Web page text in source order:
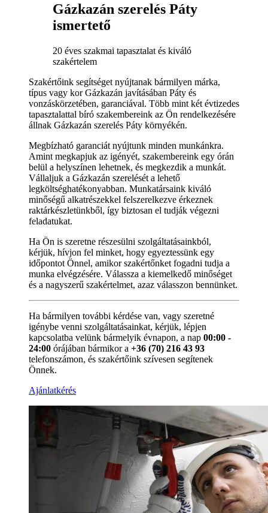
Gázkazán szerelés Páty
ismertető
20 éves szakmai tapasztalat és kiváló
szakértelem
Szakértőink segítséget nyújtanak bármilyen márka,
típus vagy kor Gázkazán javításában Páty és
vonzáskörzetében, garanciával. Több mint két évtizedes
tapasztalattal bíró szakembereink az Ön rendelkezésére
állnak Gázkazán szerelés Páty környékén.
Megbízható garanciát nyújtunk minden munkánkra.
Amint megkapjuk az igényét, szakembereink egy órán
belül a helyszínen lehetnek, és megkezdik a munkát.
Vállaljuk a Gázkazán szerelését a lehető
legköltséghatékonyabban. Munkatársaink kiváló
minőségű alkatrészekkel felszerelkezve érkeznek
raktárkészletünkből, így biztosan el tudják végezni
feladatukat.
Ha Ön is szeretne részesülni szolgáltatásainkból,
kérjük, hívjon fel minket, hogy egyeztessünk egy
időpontot Önnel, amikor szakértőnket fogadni tudja a
munka elvégzésére. Válassza a kiemelkedő minőséget
és a nagyszerű szakértelmet, azaz válasszon bennünket.
Ha bármilyen további kérdése van, vagy szeretné
igénybe venni szolgáltatásainkat, kérjük, lépjen
kapcsolatba velünk bármelyik évnapon, a nap 00:00 -
24:00 órájában bármikor a +36 (70) 216 43 93
telefonszámon, és szakértőink szívesen segítenek
Önnek.
Ajánlatkérés